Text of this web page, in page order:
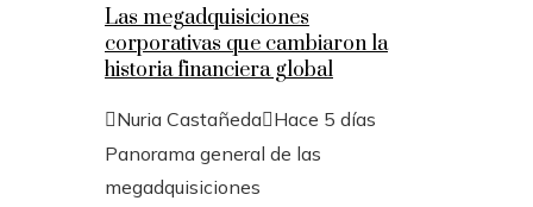
Las megadquisiciones
corporativas que cambiaron la
historia financiera global
Nuria Castañeda Hace 5 días
Panorama general de las
megadquisiciones